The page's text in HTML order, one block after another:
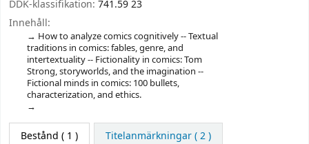
DDK-klassifikation: 741.59 23
Innehåll:
How to analyze comics cognitively -- Textual
traditions in comics: fables, genre, and
intertextuality -- Fictionality in comics: Tom
Strong, storyworlds, and the imagination --
Fictional minds in comics: 100 bullets,
characterization, and ethics.
Bestånd ( 1 ) Titelanmärkningar ( 2 )